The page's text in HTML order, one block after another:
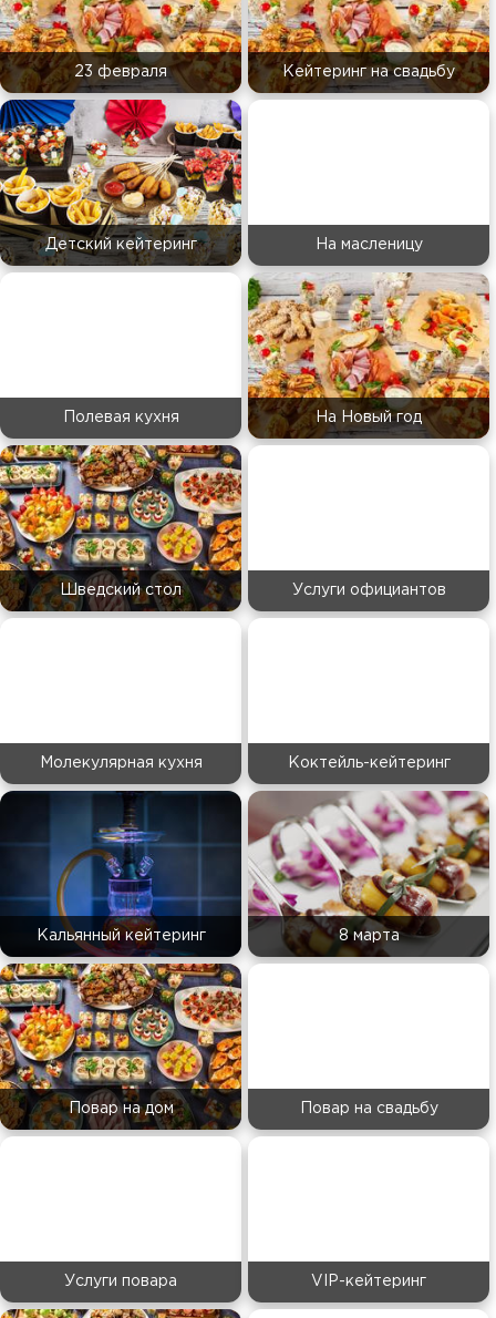
23 февраля Кейтеринг на свадьбу
Детский кейтеринг На масленицу
Полевая кухня На Новый год
Шведский стол Услуги официантов
Молекулярная кухня Коктейль-кейтеринг
Кальянный кейтеринг 8 марта
Повар на дом Повар на свадьбу
Услуги повара VIP-кейтеринг